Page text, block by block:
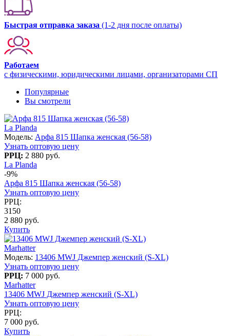
Быстрая отправка заказа (1-2 дня после оплаты)
Работаем
с физическими, юридическими лицами, организаторами СП
Популярные
Вы смотрели
La Planda
Модель: Арфа 815 Шапка женская (56-58)
Узнать оптовую цену
РРЦ: 2 880 руб.
La Planda
-9%
Арфа 815 Шапка женская (56-58)
Узнать оптовую цену
РРЦ:
3150
2 880 руб.
Купить
Marhatter
Модель: 13406 MWJ Джемпер женский (S-XL)
Узнать оптовую цену
РРЦ: 7 000 руб.
Marhatter
13406 MWJ Джемпер женский (S-XL)
Узнать оптовую цену
РРЦ:
7 000 руб.
Купить